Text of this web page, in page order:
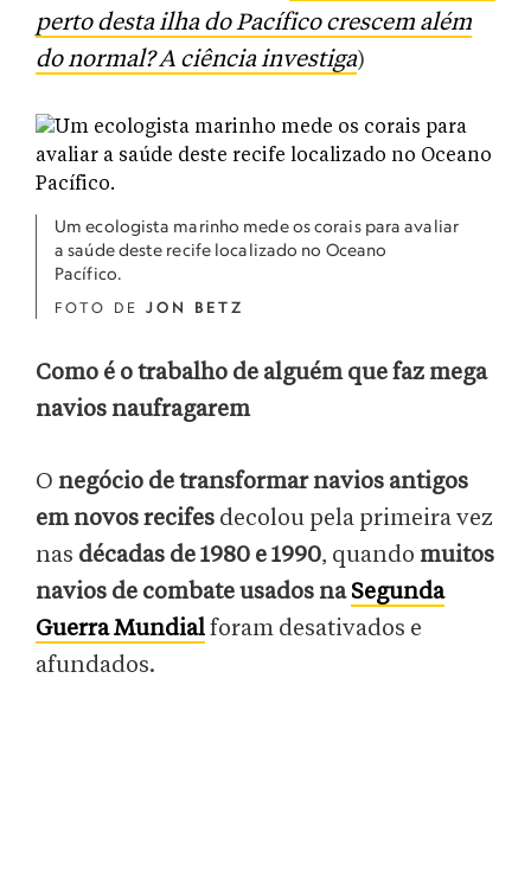
perto desta ilha do Pacífico crescem além
do normal? A ciência investiga)
Um ecologista marinho mede os corais para avaliar
a saúde deste recife localizado no Oceano
Pacífico.
FOTO DE JON BETZ
Como é o trabalho de alguém que faz mega
navios naufragarem
O negócio de transformar navios antigos
em novos recifes decolou pela primeira vez
nas décadas de 1980 e 1990, quando muitos
navios de combate usados naSegunda
Guerra Mundialforam desativados e
afundados.